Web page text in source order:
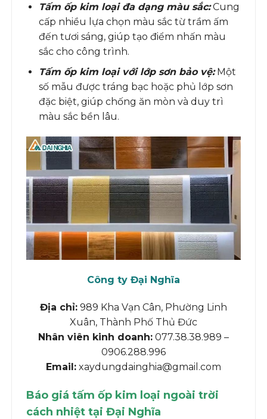
Tấm ốp kim loại đa dạng màu sắc:Cung
cấp nhiều lựa chọn màu sắc từ trầm ấm
đến tươi sáng, giúp tạo điểm nhấn màu
sắc cho công trình.
Tấm ốp kim loại với lớp sơn bảo vệ: Một
số mẫu được tráng bạc hoặc phủ lớp sơn
đặc biệt, giúp chống ăn mòn và duy trì
màu sắc bền lâu.
Công ty Đại Nghĩa
Địa chỉ: 989 Kha Vạn Cân, Phường Linh
Xuân, Thành Phố Thủ Đức
Nhân viên kinh doanh: 077.38.38.989 –
0906.288.996
Email: xaydungdainghia@gmail.com
Báo giá tấm ốp kim loại ngoài trời
cách nhiệt tại Đại Nghĩa